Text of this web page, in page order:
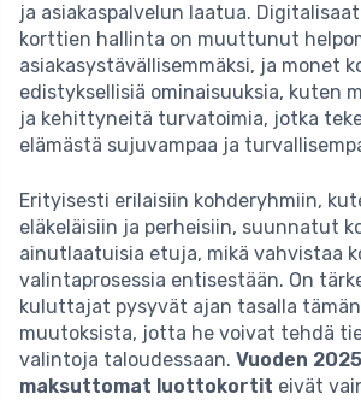
ja asiakaspalvelun laatua.
korttien hallinta on muuttunut
asiakasystävällisemmäksi, ja monet
edistyksellisiä ominaisuuksia, kuten
ja kehittyneitä turvatoimia, jotka
elämästä sujuvampaa ja
Erityisesti erilaisiin kohderyhmiin,
eläkeläisiin ja perheisiin, suunnatut
ainutlaatuisia etuja, mikä vahvistaa
valintaprosessia entisestään. On
kuluttajat pysyvät ajan tasalla
muutoksista, jotta he voivat tehdä
valintoja taloudessaan. Vuoden
maksuttomat luottokortit eivät